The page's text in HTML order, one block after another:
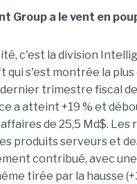
Group a le vent en
c'est la division
qui s'est montrée la plus
trimestre fiscal
a atteint +19 % et
de 25,5 Md$. Les
produits serveurs et
contribué, avec
tirée par la hausse